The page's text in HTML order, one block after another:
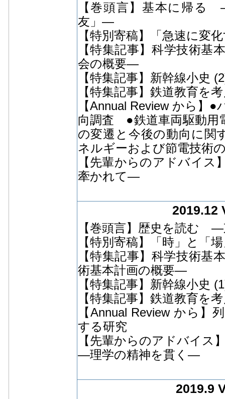
【巻頭言】基本に帰る
友」―
【特別寄稿】「急速に変
【特集記事】科学技術
会の概要―
【特集記事】新幹線小史
【特集記事】鉄道教育
【Annual Review から】
向調査 ●鉄道車両駆動用
の変遷と今後の動向に
ネルギーおよび節電技術
【先輩からのアドバイ
牽かれて―
2019.12
【巻頭言】歴史を読む
【特別寄稿】「時」と「
【特集記事】科学技術
術基本計画の概要―
【特集記事】新幹線小史
【特集記事】鉄道教育
【Annual Review から】
する研究
【先輩からのアドバイ
―理学の精神を貫く―
2019.9